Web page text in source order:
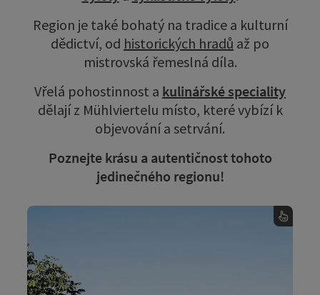
Region je také bohatý na tradice a kulturní
dědictví, od historických hradů až po
mistrovská řemeslná díla.
Vřelá pohostinnost a kulinářské speciality
dělají z Mühlviertelu místo, které vybízí k
objevování a setrvání.
Poznejte krásu a autentičnost tohoto
jedinečného regionu!
na dvou kolech: Naše
dobře značené cyklostezky a místní půjčovny